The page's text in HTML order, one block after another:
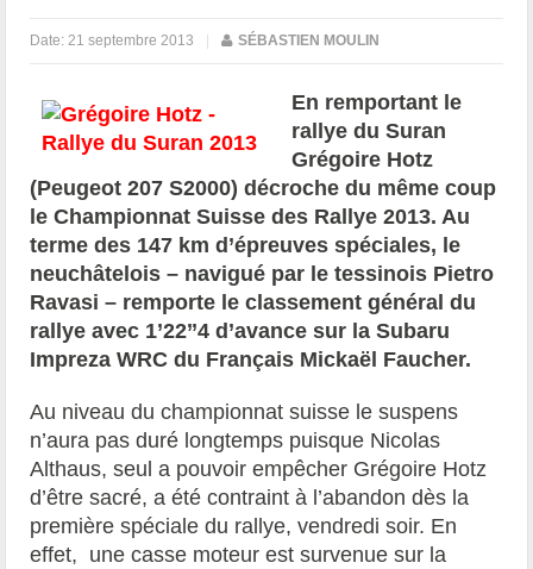
Date: 21 septembre 2013 | SÉBASTIEN MOULIN
En remportant le
rallye du Suran
Grégoire Hotz
(Peugeot 207 S2000) décroche du même coup
le Championnat Suisse des Rallye 2013. Au
terme des 147 km d’épreuves spéciales, le
neuchâtelois – navigué par le tessinois Pietro
Ravasi – remporte le classement général du
rallye avec 1’22’’4 d’avance sur la Subaru
Impreza WRC du Français Mickaël Faucher.
Au niveau du championnat suisse le suspens
n’aura pas duré longtemps puisque Nicolas
Althaus, seul a pouvoir empêcher Grégoire Hotz
d’être sacré, a été contraint à l’abandon dès la
première spéciale du rallye, vendredi soir. En
effet, une casse moteur est survenue sur la